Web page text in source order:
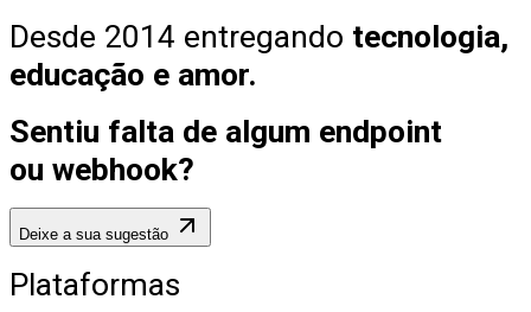
Desde 2014 entregando tecnologia,
educação e amor.
Sentiu falta de algum endpoint
ou webhook?
Deixe a sua sugestão
Plataformas